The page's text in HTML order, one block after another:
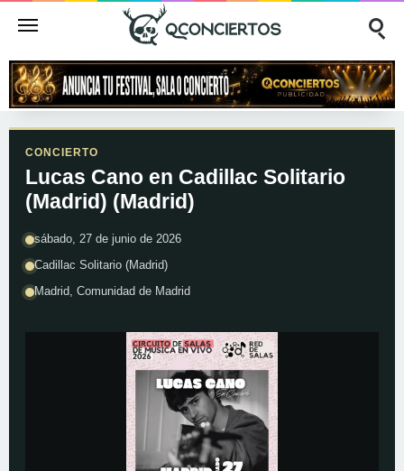
CONCIERTO
Lucas Cano en Cadillac Solitario
(Madrid) (Madrid)
sábado, 27 de junio de 2026
Cadillac Solitario (Madrid)
Madrid, Comunidad de Madrid